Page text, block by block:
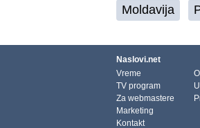
Moldavija
Naslovi.net
Vreme
TV program
Za webmastere
Marketing
Kontakt